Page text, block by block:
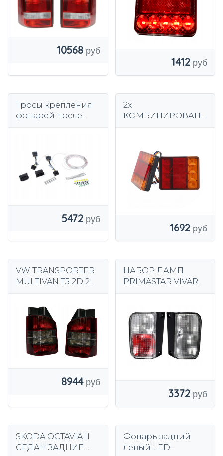
10568
1412
Тросы крепления
фонарей после
5472
2x
КОМБИНИРОВАНН
прицепов,
эвакуаторов, LED
HQ IP
1692
VW TRANSPORTER
MULTIVAN T5 2D 2
ЛАМП ДЫМЧ.
8944
НАБОР ЛАМП
PRIMASTAR VIVARO
3372
SKODA OCTAVIA II
СЕДАН ЗАДНИЕ
Фонарь задний
левый LED